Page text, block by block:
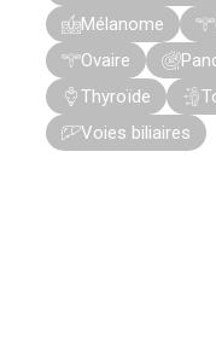
Mélanome
Ovaire
Thyroïde
Voies biliaires